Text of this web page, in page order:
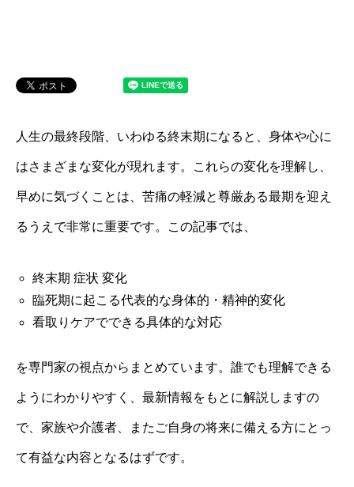
人生の最終段階、いわゆる終末期になると、身体や心に
はさまざまな変化が現れます。これらの変化を理解し、
早めに気づくことは、苦痛の軽減と尊厳ある最期を迎え
るうえで非常に重要です。この記事では、
終末期 症状 変化
臨死期に起こる代表的な身体的・精神的変化
看取りケアでできる具体的な対応
を専門家の視点からまとめています。誰でも理解できる
ようにわかりやすく、最新情報をもとに解説しますの
で、家族や介護者、またご自身の将来に備える方にとっ
て有益な内容となるはずです。